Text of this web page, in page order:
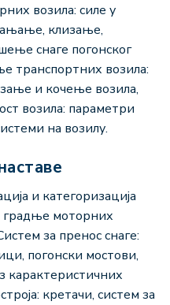
возила: силе у
клизање,
снаге погонског
транспортних возила:
и кочење возила,
возила: параметри
на возилу.
и категоризација
градње моторних
за пренос снаге:
погонски мостови,
карактеристичних
кретачи, систем за